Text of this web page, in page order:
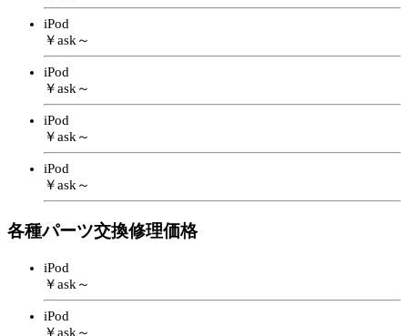
iPod
￥ask～
iPod
￥ask～
iPod
￥ask～
iPod
￥ask～
各種パーツ交換修理価格
iPod
￥ask～
iPod
￥ask～